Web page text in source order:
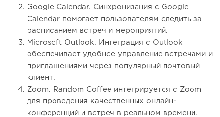
Google Calendar. Синхронизация с Google
Calendar помогает пользователям следить за
расписанием встреч и мероприятий.
Microsoft Outlook. Интеграция с Outlook
обеспечивает удобное управление встречами и
приглашениями через популярный почтовый
клиент.
Zoom. Random Coffee интегрируется с Zoom
для проведения качественных онлайн-
конференций и встреч в реальном времени.